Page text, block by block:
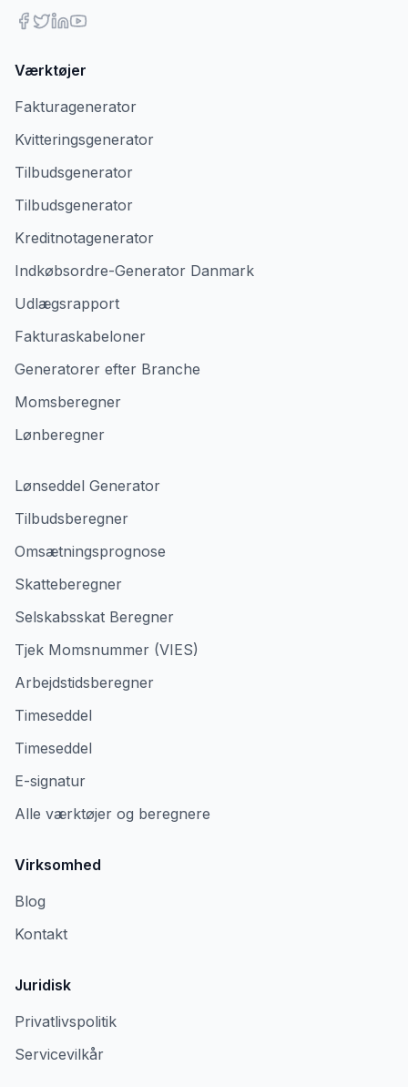
Værktøjer
Fakturagenerator
Kvitteringsgenerator
Tilbudsgenerator
Tilbudsgenerator
Kreditnotagenerator
Indkøbsordre-Generator Danmark
Udlægsrapport
Fakturaskabeloner
Generatorer efter Branche
Momsberegner
Lønberegner
Lønseddel Generator
Tilbudsberegner
Omsætningsprognose
Skatteberegner
Selskabsskat Beregner
Tjek Momsnummer (VIES)
Arbejdstidsberegner
Timeseddel
Timeseddel
E-signatur
Alle værktøjer og beregnere
Virksomhed
Blog
Kontakt
Juridisk
Privatlivspolitik
Servicevilkår